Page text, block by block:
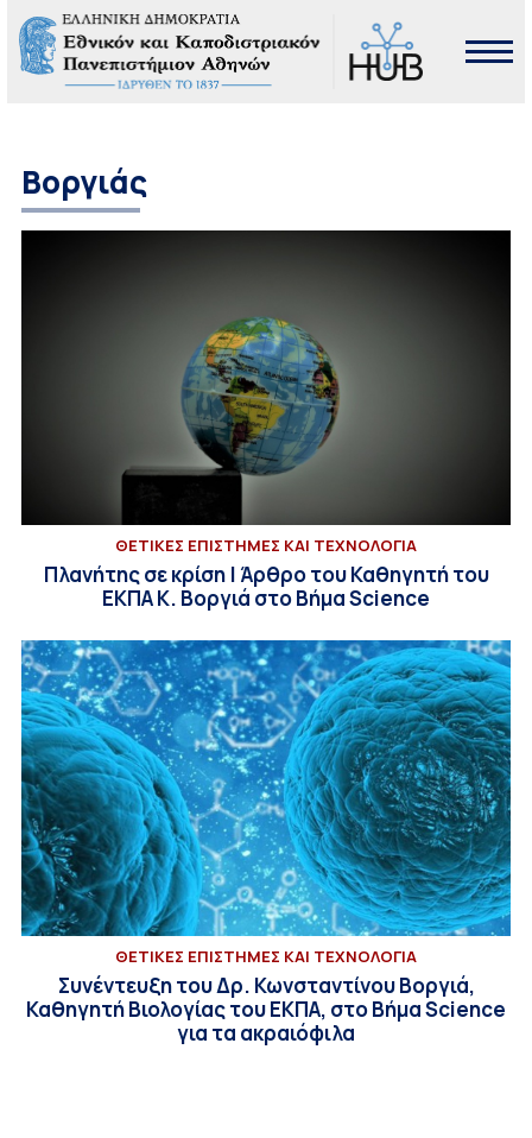
Βοργιάς
ΘΕΤΙΚΕΣ ΕΠΙΣΤΗΜΕΣ ΚΑΙ ΤΕΧΝΟΛΟΓΙΑ
Πλανήτης σε κρίση | Άρθρο του Καθηγητή του
ΕΚΠΑ Κ. Βοργιά στο Βήμα Science
ΘΕΤΙΚΕΣ ΕΠΙΣΤΗΜΕΣ ΚΑΙ ΤΕΧΝΟΛΟΓΙΑ
Συνέντευξη του Δρ. Κωνσταντίνου Βοργιά,
Καθηγητή Βιολογίας του ΕΚΠΑ, στο Βήμα Science
για τα ακραιόφιλα